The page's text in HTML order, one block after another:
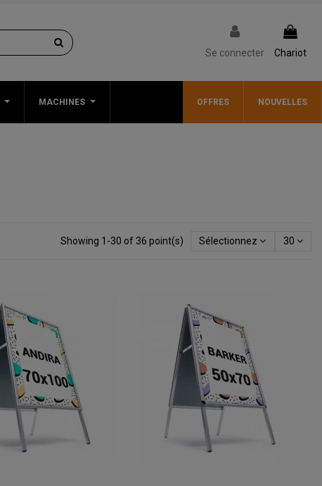
Se connecter Chariot
MACHINES OFFRES NOUVELLES
Showing 1-30 of 36 point(s) Sélectionnez 30